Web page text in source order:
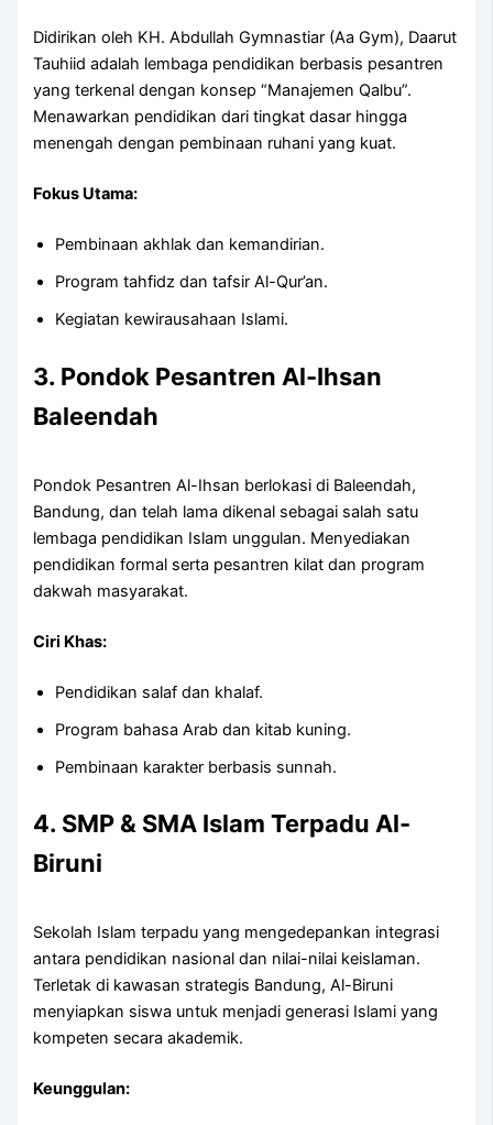
Didirikan oleh KH. Abdullah Gymnastiar (Aa Gym), Daarut
Tauhiid adalah lembaga pendidikan berbasis pesantren
yang terkenal dengan konsep “Manajemen Qalbu”.
Menawarkan pendidikan dari tingkat dasar hingga
menengah dengan pembinaan ruhani yang kuat.
Fokus Utama:
Pembinaan akhlak dan kemandirian.
Program tahfidz dan tafsir Al-Qur’an.
Kegiatan kewirausahaan Islami.
3. Pondok Pesantren Al-Ihsan
Baleendah
Pondok Pesantren Al-Ihsan berlokasi di Baleendah,
Bandung, dan telah lama dikenal sebagai salah satu
lembaga pendidikan Islam unggulan. Menyediakan
pendidikan formal serta pesantren kilat dan program
dakwah masyarakat.
Ciri Khas:
Pendidikan salaf dan khalaf.
Program bahasa Arab dan kitab kuning.
Pembinaan karakter berbasis sunnah.
4. SMP & SMA Islam Terpadu Al-
Biruni
Sekolah Islam terpadu yang mengedepankan integrasi
antara pendidikan nasional dan nilai-nilai keislaman.
Terletak di kawasan strategis Bandung, Al-Biruni
menyiapkan siswa untuk menjadi generasi Islami yang
kompeten secara akademik.
Keunggulan: